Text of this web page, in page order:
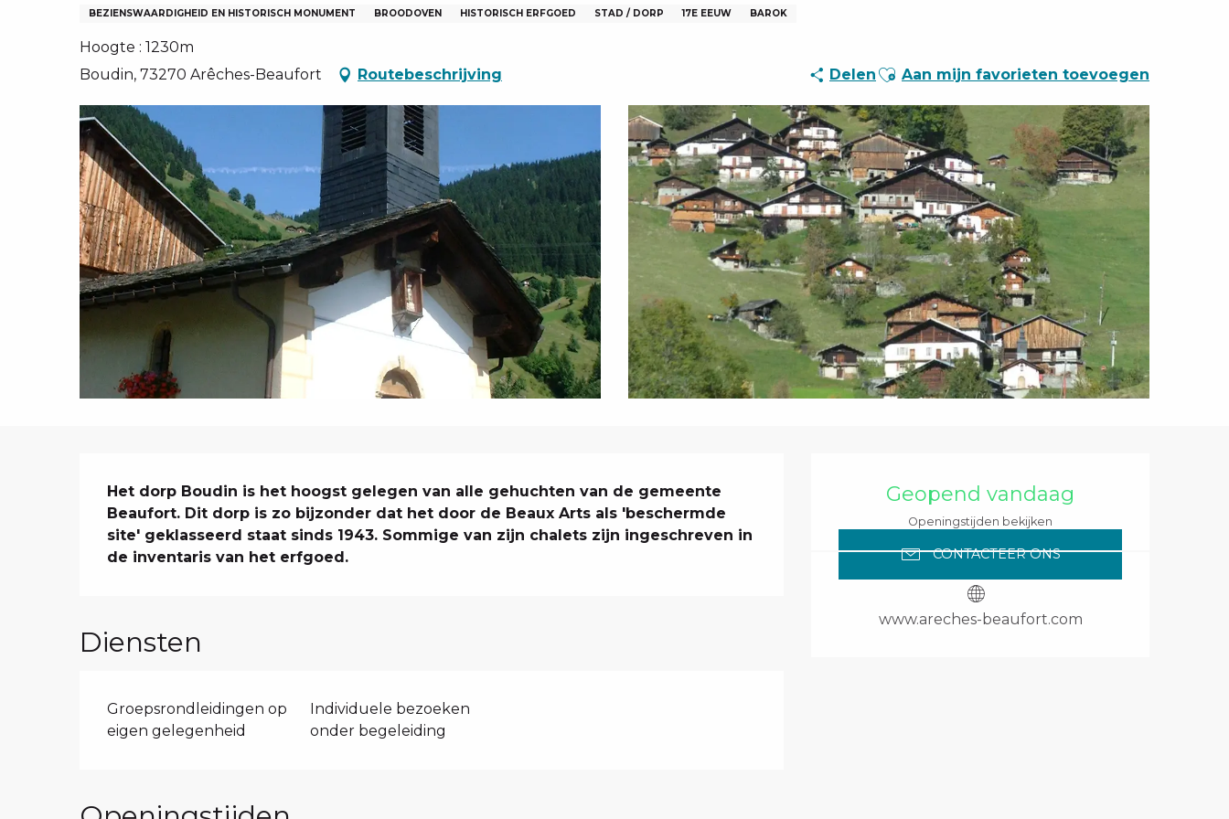
GROEPEN, ONDERNEMINGSRADEN
BEZIENSWAARDIGHEID EN HISTORISCH MONUMENT BROODOVEN HISTORISCH ERFGOED STAD / DORP 17E EEUW BAROK
Hoogte : 1230m
Boudin, 73270 Arêches-Beaufort
Routebeschrijving Delen Ajouter aux favoris
Aan mijn favorieten toevoegen
Openingstijden en
Geopend vandaag
Openingstijden bekijken
CONTACTEER ONS
www.areches-beaufort.com
Beschrijving
Het dorp Boudin is het hoogst gelegen van alle gehuchten van de gemeente
Beaufort. Dit dorp is zo bijzonder dat het door de Beaux Arts als 'beschermde
site' geklasseerd staat sinds 1943. Sommige van zijn chalets zijn ingeschreven in
de inventaris van het erfgoed.
Diensten
Groepsrondleidingen op
eigen gelegenheid
Individuele bezoeken
onder begeleiding